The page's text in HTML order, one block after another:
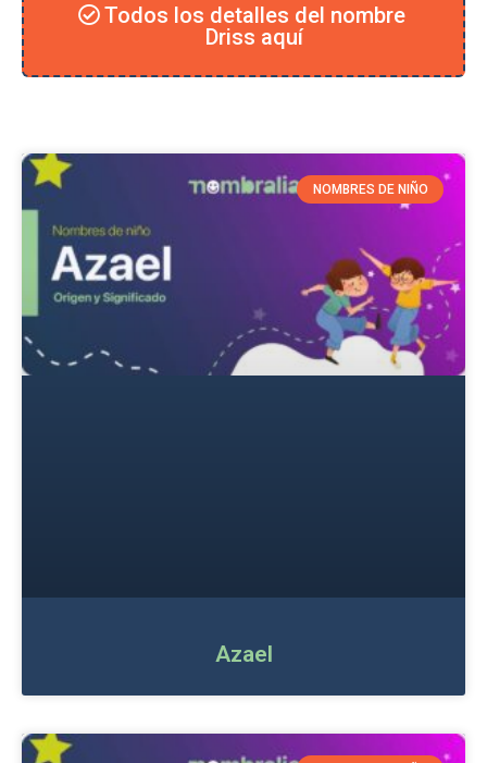
Todos los detalles del nombre
Driss aquí
NOMBRES DE NIÑO
Azael